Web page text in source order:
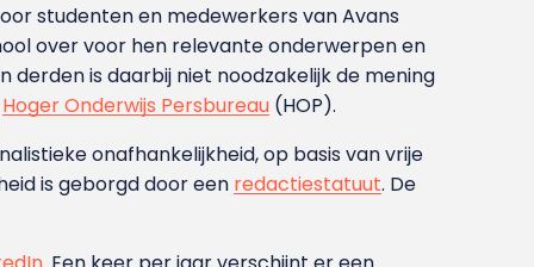
studenten en medewerkers van Avans
over voor hen relevante onderwerpen en
is daarbij niet noodzakelijk de mening
Hoger Onderwijs Persbureau (HOP).
onafhankelijkheid, op basis van vrije
is geborgd door een redactiestatuut. De